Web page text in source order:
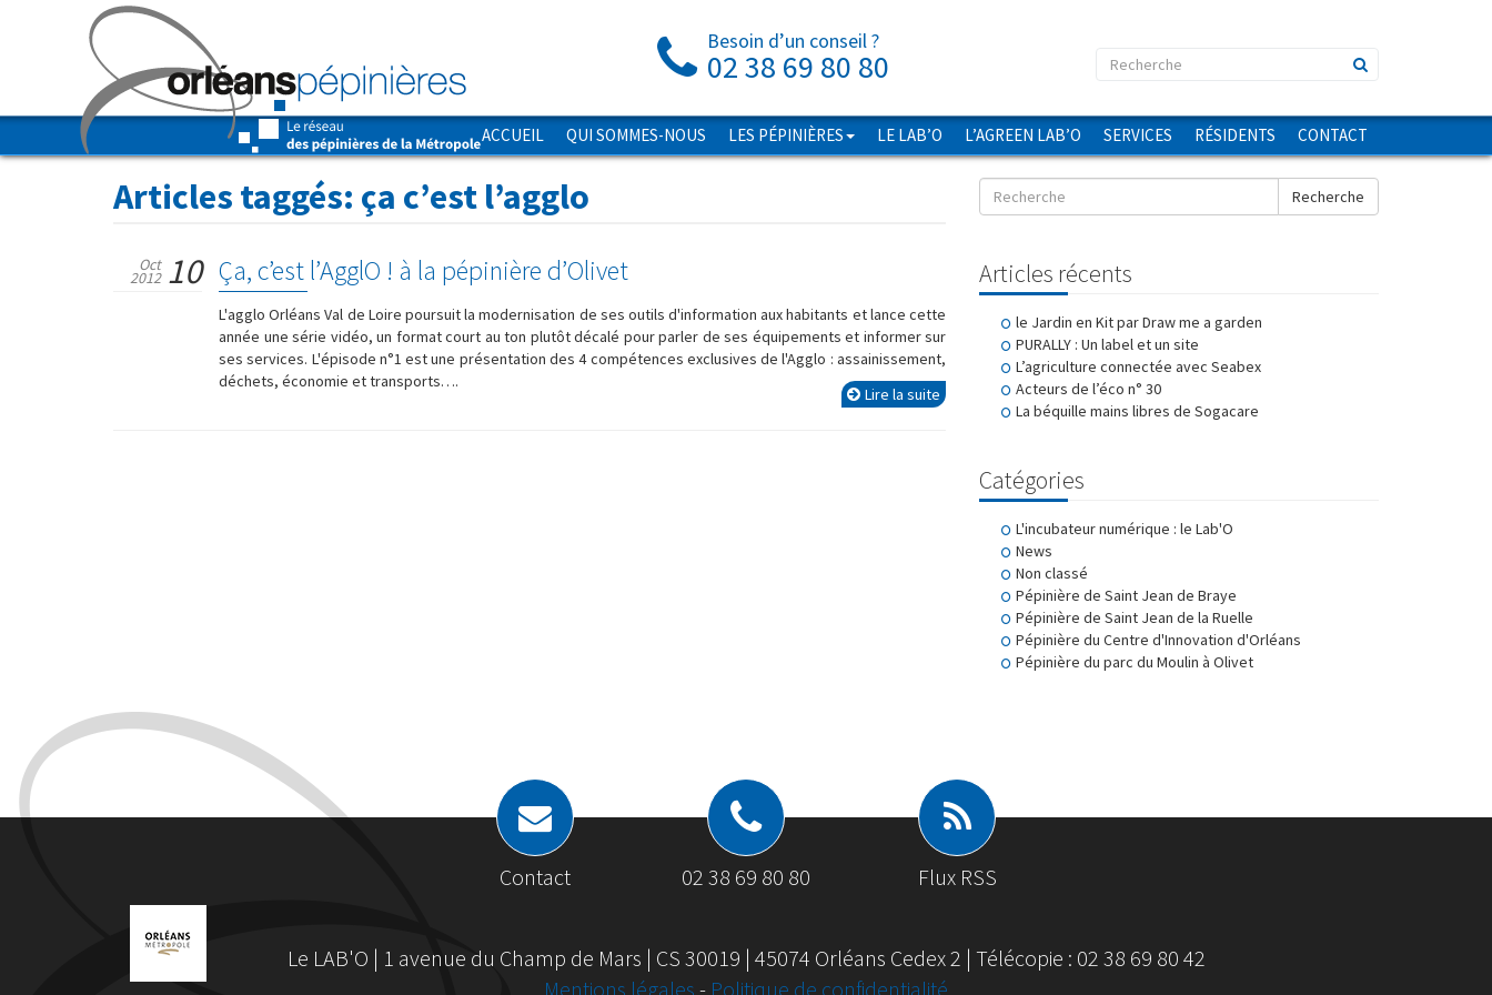
Besoin d’un conseil ?
02 38 69 80 80
ACCUEIL QUI SOMMES-NOUS LES PÉPINIÈRES LE LAB’O L’AGREEN LAB’O SERVICES RÉSIDENTS CONTACT
Articles taggés: ça c’est l’agglo
Ça, c’est l’AgglO ! à la pépinière d’Olivet
Oct
2012 10
L'agglo Orléans Val de Loire poursuit la modernisation de ses outils d'information aux habitants et lance cette
année une série vidéo, un format court au ton plutôt décalé pour parler de ses équipements et informer sur
ses services. L'épisode n°1 est une présentation des 4 compétences exclusives de l'Agglo : assainissement,
déchets, économie et transports….
Lire la suite
Recherche
Articles récents
le Jardin en Kit par Draw me a garden
PURALLY : Un label et un site
L’agriculture connectée avec Seabex
Acteurs de l’éco n° 30
La béquille mains libres de Sogacare
Catégories
L'incubateur numérique : le Lab'O
News
Non classé
Pépinière de Saint Jean de Braye
Pépinière de Saint Jean de la Ruelle
Pépinière du Centre d'Innovation d'Orléans
Pépinière du parc du Moulin à Olivet
Contact 02 38 69 80 80 Flux RSS
Le LAB'O | 1 avenue du Champ de Mars | CS 30019 | 45074 Orléans Cedex 2 | Télécopie : 02 38 69 80 42
Mentions légales - Politique de confidentialité